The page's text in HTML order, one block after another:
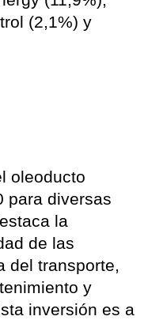
(2,1%) y
oleoducto
para diversas
la
de las
del transporte,
y
inversión es a